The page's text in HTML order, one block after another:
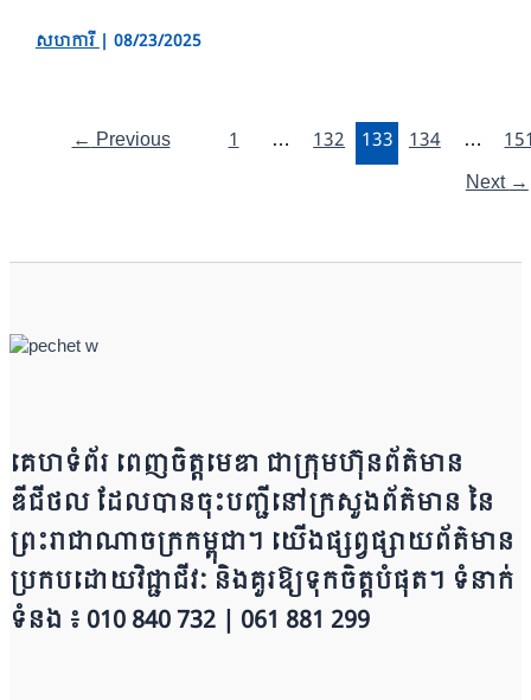
សហការី| 08/23/2025
←Previous 1 … 132 133 134 …
Next→
គេហទំព័រ ពេញចិត្តមេឌា ជា​ក្រុ​​​​​ម​​​ហ៊ុន​ព័ត៌មាន​
ឌីជីថល ដែ​លបា​ន​​ចុះបញ្ជីនៅក្រសួងព័ត៌មាន នៃ​​​​
ព្រះរាជាណាចក្រ​ក​ម្ពុជា។ យើ​ង​​​​​ផ្សព្វផ្សាយព័​ត៌​មា​​​​ន
ប្រក​ប​ដោ​​​​​​យ​វិជ្ជាជីវៈ និ​ងគួរ​ឱ្យ​ទុកចិត្ត​បំ​ផុត។ ទំនាក់
ទំនង ៖ 010 840 732 | 0​​​​​61 881 299